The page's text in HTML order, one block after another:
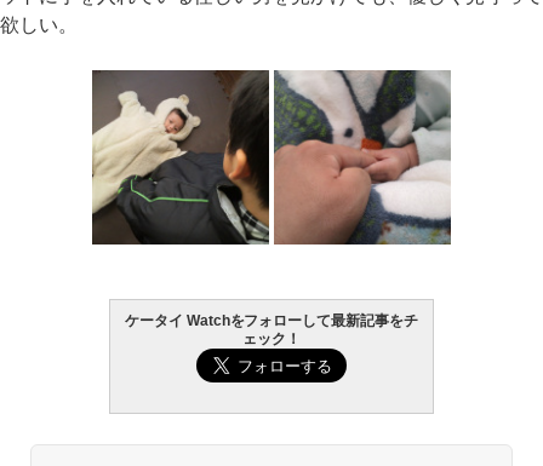
欲しい。
ケータイ Watchをフォローして最新記事をチ
ェック！